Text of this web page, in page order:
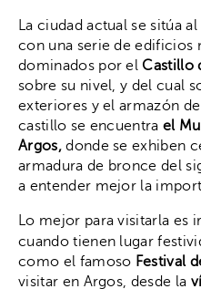
La ciudad actual se sitúa
con una serie de edificios
dominados por el Castillo
sobre su nivel, y del cual
exteriores y el armazón
castillo se encuentrael
Argos,donde se exhiben
armadura de bronce del
a entender mejor la
Lo mejor para visitarla es
cuando tienen lugar
como el famoso Festival
visitar en Argos, desde la